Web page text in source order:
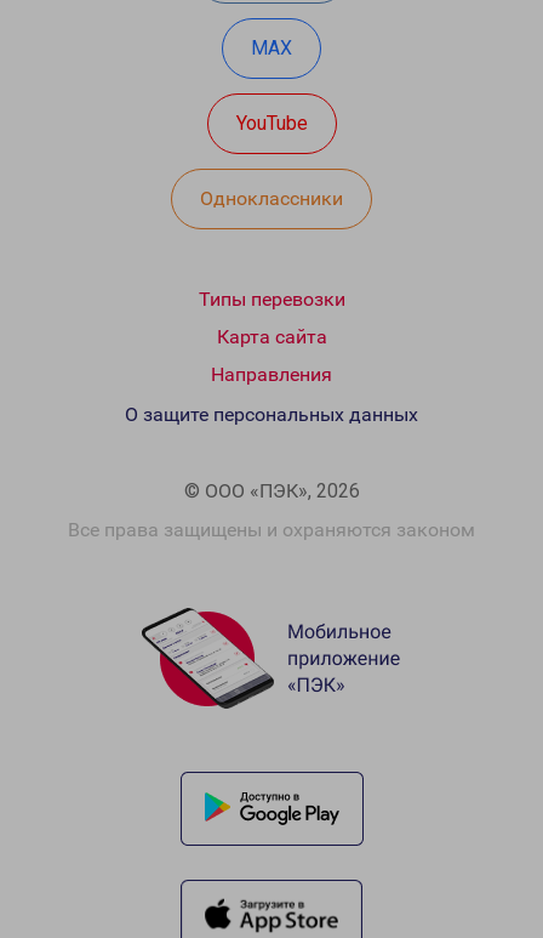
MAX
YouTube
Одноклассники
Типы перевозки
Карта сайта
Направления
© ООО «ПЭК», 2026
Все права защищены и охраняются законом
О защите персональных данных